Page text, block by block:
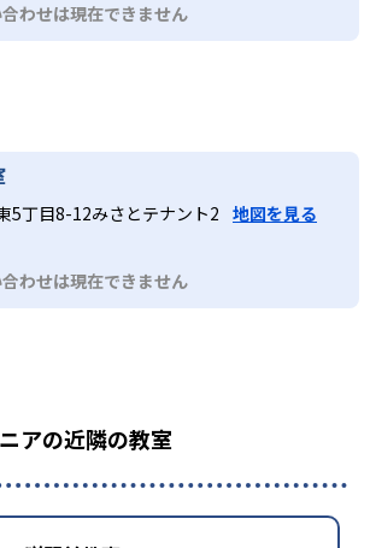
わせは現在できません
5丁目8-12みさとテナント2 地図を見る
わせは現在できません
アの近隣の教室